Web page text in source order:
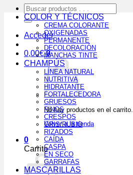
Buscar
por:
Acceder
0,00€ 0
No hay productos en el carrito.
Volver a la tienda
0
Carrito
COLOR Y TÉCNICOS
CREMA COLORANTE
OXIGENADAS
PERMANENTE
DECOLORACIÓN
MANCHAS TINTE
CHAMPÚS
LÍNEA NATURAL
NUTRITIVA
HIDRATANTE
FORTALECEDORA
GRUESOS
FINOS
CRESPOS
GRIS/RUBIO
RIZADOS
CAÍDA
CASPA
EN SECO
GARRAFAS
MASCARILLAS